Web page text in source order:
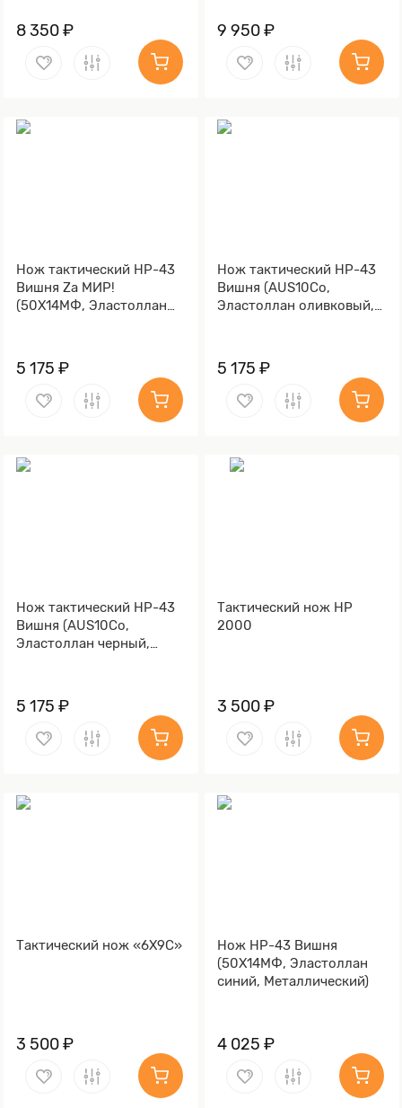
8 350 ₽ 9 950 ₽
Нож тактический НР-43
Вишня Zа МИР!
(50Х14МФ, Эластоллан
5 175 ₽
Нож тактический НР-43
Вишня (AUS10Co,
Эластоллан оливковый,
5 175 ₽
Нож тактический НР-43
Вишня (AUS10Co,
Эластоллан черный,
5 175 ₽
Тактический нож НР
2000
3 500 ₽
Тактический нож «6Х9С»
3 500 ₽
Нож НР-43 Вишня
(50Х14МФ, Эластоллан
синий, Металлический)
4 025 ₽